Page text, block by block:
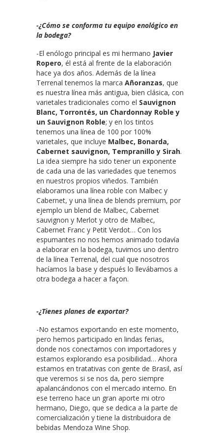
-¿Cómo se conforma tu equipo enológico en
la bodega?
-El enólogo principal es mi hermano Javier
Ropero, él está al frente de la elaboración
hace ya dos años. Además de la línea
Terrenal tenemos la marca Añoranzas, que
es nuestra línea más antigua, bien clásica, con
varietales tradicionales como el Sauvignon
Blanc, Torrontés, un Chardonnay Roble y
un Sauvignon Roble; y en los tintos
tenemos una línea de 100 por 100%
varietales, que incluye Malbec, Bonarda,
Cabernet sauvignon, Tempranillo y Sirah.
La idea siempre ha sido tener un exponente
de cada una de las variedades que tenemos
en nuestros propios viñedos. También
elaboramos una línea roble con Malbec y
Cabernet, y una línea de blends premium, por
ejemplo un blend de Malbec, Cabernet
sauvignon y Merlot y otro de Malbec,
Cabernet Franc y Petit Verdot… Con los
espumantes no nos hemos animado todavía
a elaborar en la bodega, tuvimos uno dentro
de la línea Terrenal, del cual que nosotros
hacíamos la base y después lo llevábamos a
otra bodega a hacer a façon.
-¿Tienes planes de exportar?
-No estamos exportando en este momento,
pero hemos participado en lindas ferias,
donde nos conectamos con importadores y
estamos explorando esa posibilidad… Ahora
estamos en tratativas con gente de Brasil, así
que veremos si se nos da, pero siempre
apalancándonos con el mercado interno. En
ese terreno hace un gran aporte mi otro
hermano, Diego, que se dedica a la parte de
comercialización y tiene la distribuidora de
bebidas Mendoza Wine Shop.